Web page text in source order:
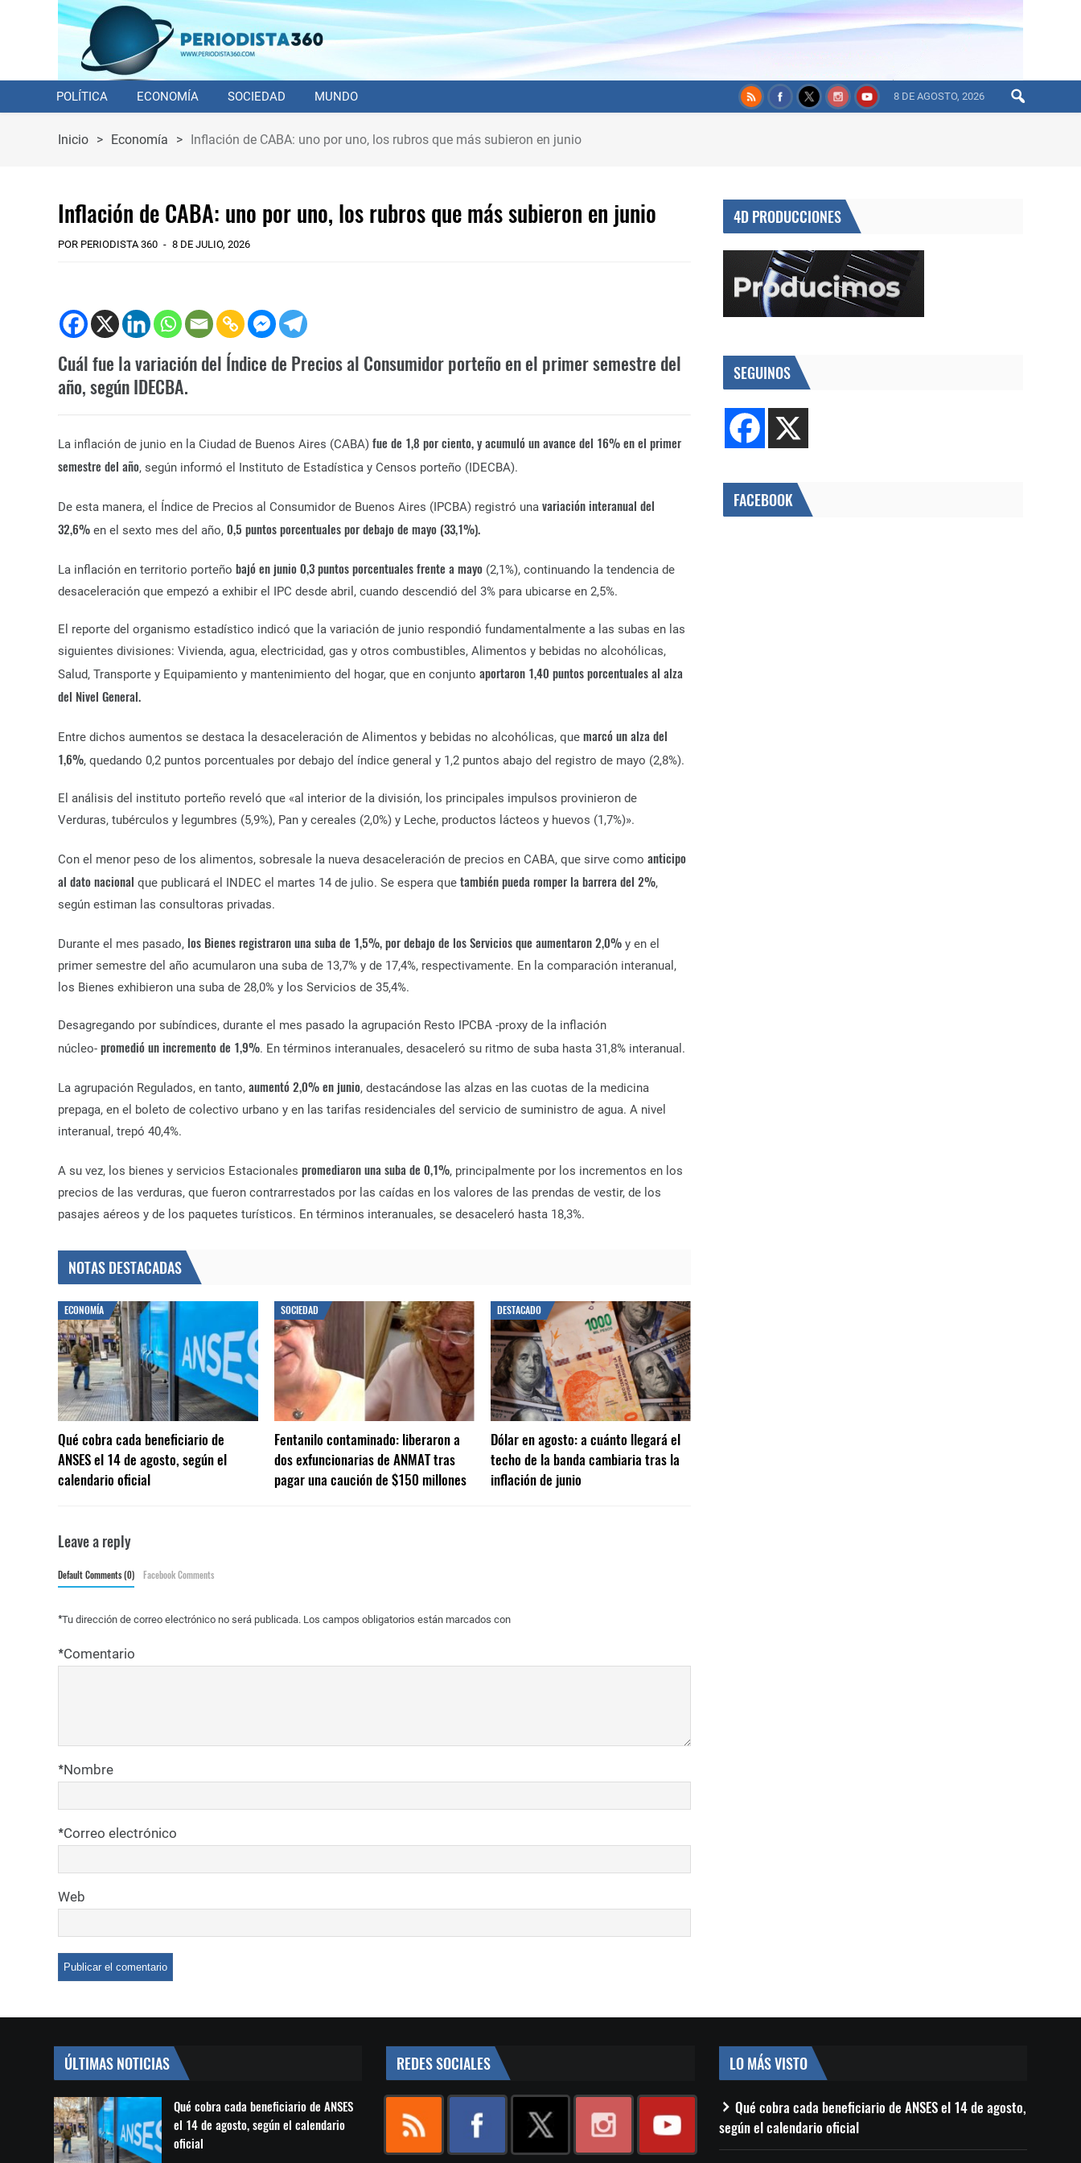
POLÍTICA ECONOMÍA SOCIEDAD MUNDO 8 DE AGOSTO, 2026
Inicio > Economía > Inflación de CABA: uno por uno, los rubros que más subieron en junio
Inflación de CABA: uno por uno, los rubros que más subieron en junio
POR PERIODISTA 360 8 DE JULIO, 2026
Cuál fue la variación del Índice de Precios al Consumidor porteño en el primer semestre del
año, según IDECBA.
La inflación de junio en la Ciudad de Buenos Aires (CABA) fue de 1,8 por ciento, y acumuló un avance del 16% en el primer
semestre del año, según informó el Instituto de Estadística y Censos porteño (IDECBA).
De esta manera, el Índice de Precios al Consumidor de Buenos Aires (IPCBA) registró una variación interanual del
32,6% en el sexto mes del año, 0,5 puntos porcentuales por debajo de mayo (33,1%).
La inflación en territorio porteño bajó en junio 0,3 puntos porcentuales frente a mayo (2,1%), continuando la tendencia de
desaceleración que empezó a exhibir el IPC desde abril, cuando descendió del 3% para ubicarse en 2,5%.
El reporte del organismo estadístico indicó que la variación de junio respondió fundamentalmente a las subas en las
siguientes divisiones: Vivienda, agua, electricidad, gas y otros combustibles, Alimentos y bebidas no alcohólicas,
Salud, Transporte y Equipamiento y mantenimiento del hogar, que en conjunto aportaron 1,40 puntos porcentuales al alza
del Nivel General.
Entre dichos aumentos se destaca la desaceleración de Alimentos y bebidas no alcohólicas, que marcó un alza del
1,6%, quedando 0,2 puntos porcentuales por debajo del índice general y 1,2 puntos abajo del registro de mayo (2,8%).
El análisis del instituto porteño reveló que «al interior de la división, los principales impulsos provinieron de
Verduras, tubérculos y legumbres (5,9%), Pan y cereales (2,0%) y Leche, productos lácteos y huevos (1,7%)».
Con el menor peso de los alimentos, sobresale la nueva desaceleración de precios en CABA, que sirve como anticipo
al dato nacional que publicará el INDEC el martes 14 de julio. Se espera que también pueda romper la barrera del 2%,
según estiman las consultoras privadas.
Durante el mes pasado, los Bienes registraron una suba de 1,5%, por debajo de los Servicios que aumentaron 2,0% y en el
primer semestre del año acumularon una suba de 13,7% y de 17,4%, respectivamente. En la comparación interanual,
los Bienes exhibieron una suba de 28,0% y los Servicios de 35,4%.
Desagregando por subíndices, durante el mes pasado la agrupación Resto IPCBA -proxy de la inflación
núcleo- promedió un incremento de 1,9%. En términos interanuales, desaceleró su ritmo de suba hasta 31,8% interanual.
La agrupación Regulados, en tanto, aumentó 2,0% en junio, destacándose las alzas en las cuotas de la medicina
prepaga, en el boleto de colectivo urbano y en las tarifas residenciales del servicio de suministro de agua. A nivel
interanual, trepó 40,4%.
A su vez, los bienes y servicios Estacionales promediaron una suba de 0,1%, principalmente por los incrementos en los
precios de las verduras, que fueron contrarrestados por las caídas en los valores de las prendas de vestir, de los
pasajes aéreos y de los paquetes turísticos. En términos interanuales, se desaceleró hasta 18,3%.
NOTAS DESTACADAS
ECONOMÍA
Qué cobra cada beneficiario de
ANSES el 14 de agosto, según el
calendario oficial
SOCIEDAD
Fentanilo contaminado: liberaron a
dos exfuncionarias de ANMAT tras
pagar una caución de $150 millones
DESTACADO
Dólar en agosto: a cuánto llegará el
techo de la banda cambiaria tras la
inflación de junio
Leave a reply
Default Comments (0) Facebook Comments
Tu dirección de correo electrónico no será publicada. Los campos obligatorios están marcados con
*
Comentario
*
Nombre
*
Correo electrónico
*
Web
4D PRODUCCIONES
SEGUINOS
FACEBOOK
ÚLTIMAS NOTICIAS
Qué cobra cada beneficiario de ANSES
el 14 de agosto, según el calendario
oficial
REDES SOCIALES LO MÁS VISTO
Qué cobra cada beneficiario de ANSES el 14 de agosto,
según el calendario oficial